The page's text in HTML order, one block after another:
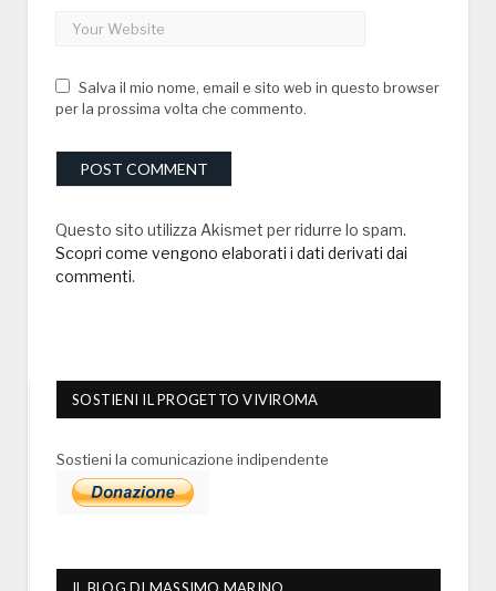
Salva il mio nome, email e sito web in questo browser
per la prossima volta che commento.
Questo sito utilizza Akismet per ridurre lo spam.
Scopri come vengono elaborati i dati derivati dai
commenti.
SOSTIENI IL PROGETTO VIVIROMA
Sostieni la comunicazione indipendente
IL BLOG DI MASSIMO MARINO